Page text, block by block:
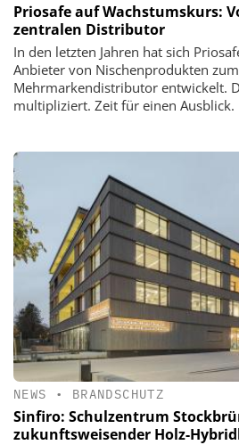
Priosafe auf Wachstumskurs:
zentralen Distributor
In den letzten Jahren hat sich
Anbieter von Nischenprodukten zum
Mehrmarkendistributor entwickelt.
multipliziert. Zeit für einen Ausblick.
NEWS • BRANDSCHUTZ
Sinfiro: Schulzentrum
zukunftsweisender Holz-